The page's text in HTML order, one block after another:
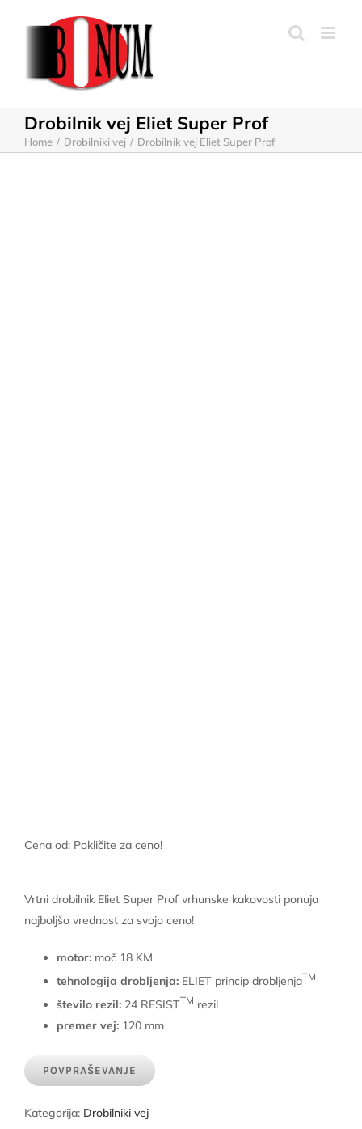
Drobilnik vej Eliet Super Prof
Home Drobilniki vej Drobilnik vej Eliet Super Prof
Cena od: Pokličite za ceno!
Vrtni drobilnik Eliet Super Prof vrhunske kakovosti ponuja
najboljšo vrednost za svojo ceno!
motor: moč 18 KM
tehnologija drobljenja: ELIET princip drobljenjaTM
število rezil: 24 RESISTTM rezil
premer vej: 120 mm
POVPRAŠEVANJE
Kategorija: Drobilniki vej